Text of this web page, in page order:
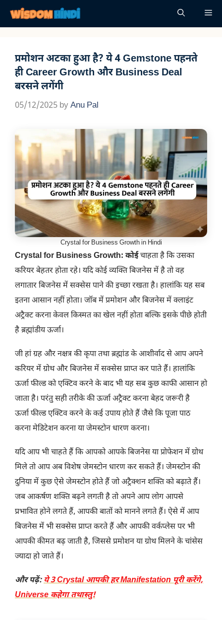
content
प्रमोशन अटका हुआ है? ये 4 Gemstone पहनते
ही Career Growth और Business Deal
बरसने लगेंगी
05/12/2025 byAnu Pal
Crystal for Business Growth in Hindi
Crystal for Business Growth: कोईचाहता है कि उसका
करियर बेहतर होता रहे। यदि कोई व्यक्ति बिजनेस में है तो वह
लगातार बिजनेस में सक्सेस पाने की इच्छा रखता है। हालांकि यह सब
इतना आसान नहीं होता। जॉब में प्रमोशन और बिजनेस में क्लाइंट
अट्रैक्ट करना केवल किस्मत का खेल नहीं होता बल्कि इसके पीछे होती
है ब्रह्मांडीय ऊर्जा।
जी हां ग्रह और नक्षत्र की कृपा तथा ब्रह्मांड के आशीर्वाद से आप अपने
करियर में ग्रोथ और बिजनेस में सक्सेस प्राप्त कर पाते हैं। हालांकि
ऊर्जा फील्ड को एक्टिव करने के बाद भी यह सब कुछ काफी आसान हो
जाता है। परंतु सही तरीके की ऊर्जा अट्रैक्ट करना बेहद जरूरी है
ऊर्जा फील्ड एक्टिव करने के कई उपाय होते हैं जैसे कि पूजा पाठ
करना मेडिटेशन करना या जेमस्टोन धारण करना।
यदि आप भी चाहते हैं कि आपको आपके बिजनेस या प्रोफेशन में ग्रोथ
मिले तो आप अब विशेष जेमस्टोन धारण कर सकते हैं। जेमस्टोन की
दुनिया में कुछ ऐसे जेमस्टोन होते हैं जो अट्रैक्शन शक्ति को बढ़ाते हैं।
जब आकर्षण शक्ति बढ़ने लगती है तो अपने आप लोग आपसे
प्रभावित होने लगते हैं, आपकी बातों को मानने लगते हैं। ऐसे में आप
बिजनेस में भी सक्सेस प्राप्त करते हैं और आपकी वर्कप्लेस पर भी
आपकी कीमत बढ़ जाती है, जिससे प्रमोशन या ग्रोथ मिलने के चांसेस
ज्यादा हो जाते हैं।
और पढ़ें:ये 3 Crystal आपकी हर Manifestation पूरी करेंगे,
Universe कहेगा तथास्तु!